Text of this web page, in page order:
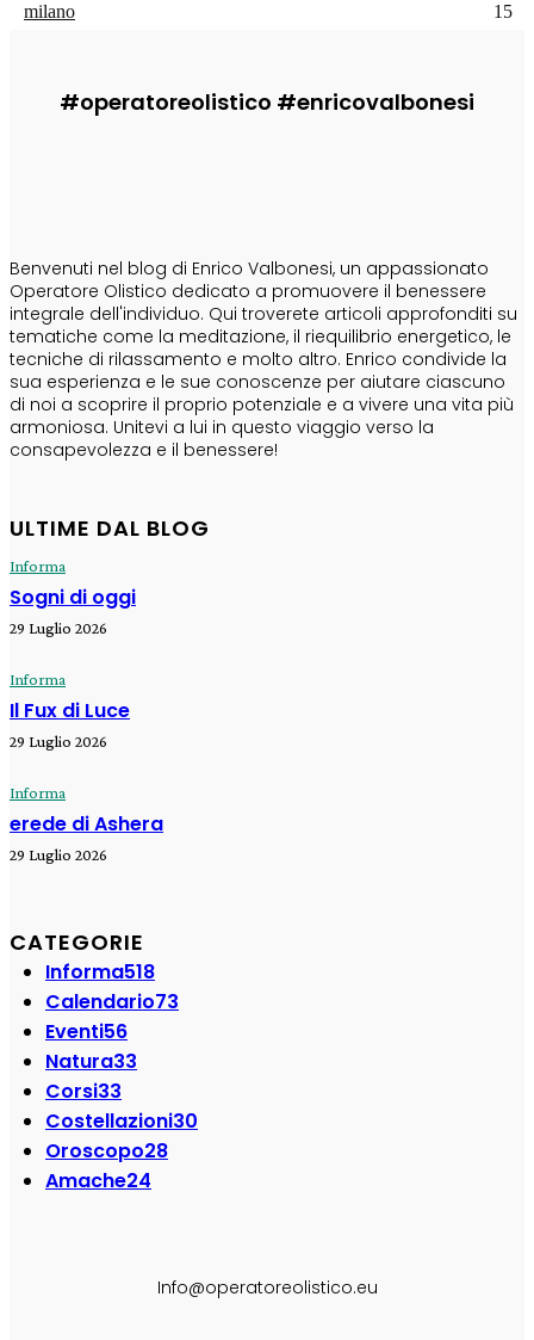
milano
15
#operatoreolistico #enricovalbonesi
Benvenuti nel blog di Enrico Valbonesi, un appassionato
Operatore Olistico dedicato a promuovere il benessere
integrale dell'individuo. Qui troverete articoli approfonditi su
tematiche come la meditazione, il riequilibrio energetico, le
tecniche di rilassamento e molto altro. Enrico condivide la
sua esperienza e le sue conoscenze per aiutare ciascuno
di noi a scoprire il proprio potenziale e a vivere una vita più
armoniosa. Unitevi a lui in questo viaggio verso la
consapevolezza e il benessere!
ULTIME DAL BLOG
Informa
Sogni di oggi
29 Luglio 2026
Informa
Il Fux di Luce
29 Luglio 2026
Informa
erede di Ashera
29 Luglio 2026
CATEGORIE
Informa518
Calendario73
Eventi56
Natura33
Corsi33
Costellazioni30
Oroscopo28
Amache24
Info@operatoreolistico.eu